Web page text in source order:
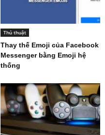
Thủ thuật
Thay thế Emoji của Facebook
Messenger bằng Emoji hệ
thống